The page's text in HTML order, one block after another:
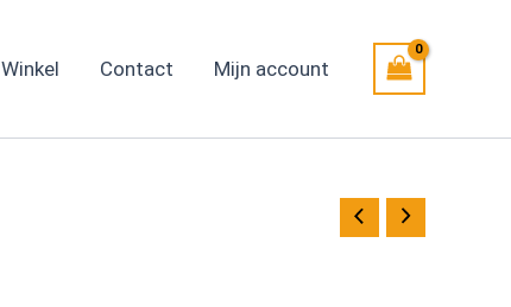
Winkel Contact Mijn account